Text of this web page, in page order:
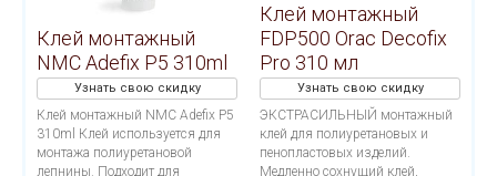
Клей монтажный
NMC Adefix P5 310ml
Узнать свою скидку
Клей монтажный NMC Adefix P5
310ml Клей используется для
монтажа полиуретановой
лепнины. Подходит для
Клей монтажный
FDP500 Orac Decofix
Pro 310 мл
Узнать свою скидку
ЭКСТРАСИЛЬНЫЙ монтажный
клей для полиуретановых и
пенопластовых изделий.
Медленно сохнущий клей,